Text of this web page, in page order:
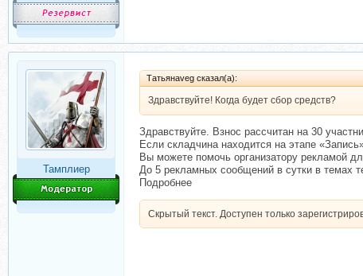
Тамплиер
Татьянаveg сказал(а):
Здравствуйте! Когда будет сбор средств?
Здравствуйте. Взнос рассчитан на 30
Если складчина находится на этапе
Вы можете помочь организатору рекламой
До 5 рекламных сообщений в сутки в темах
Подробнее
Скрытый текст. Доступен только